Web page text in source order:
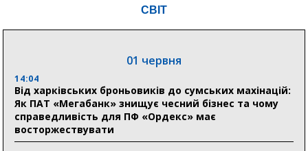
Романько розширює програму відпочинку дітей із
прифронтової Сумщини: перша група оздоровилася
в Австрії
18:30
Ніколаєнко: у Сумах погодили 115 компенсацій на
СВІТ
01 червня
14:04
Від харківських броньовиків до сумських махінацій:
Як ПАТ «Мегабанк» знищує чесний бізнес та чому
справедливість для ПФ «Ордекс» має
восторжествувати